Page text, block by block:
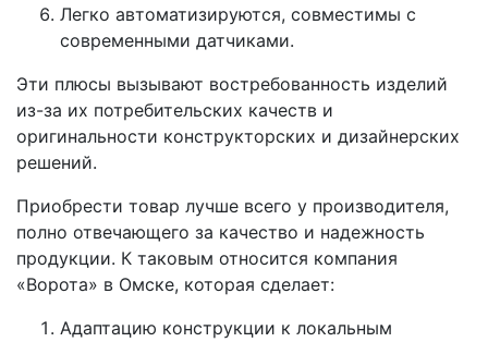
Легко автоматизируются, совместимы с
современными датчиками.
Эти плюсы вызывают востребованность изделий
из-за их потребительских качеств и
оригинальности конструкторских и дизайнерских
решений.
Приобрести товар лучше всего у производителя,
полно отвечающего за качество и надежность
продукции. К таковым относится компания
«Ворота» в Омске, которая сделает:
Адаптацию конструкции к локальным